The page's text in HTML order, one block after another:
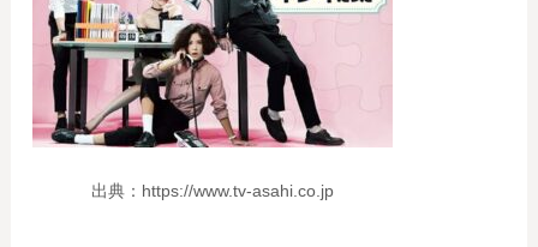
出典：https://www.tv-asahi.co.jp